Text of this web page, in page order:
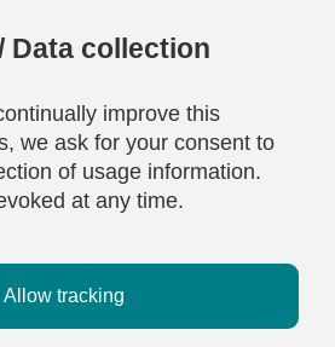
Data collection
improve this
we ask for your consent to
of usage information.
at any time.
Allow tracking